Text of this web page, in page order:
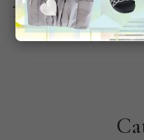
返品について